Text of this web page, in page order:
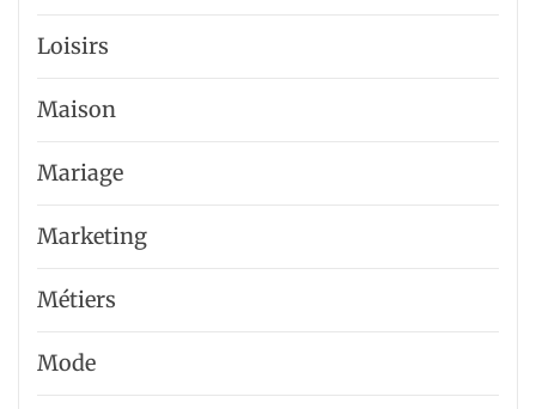
Loisirs
Maison
Mariage
Marketing
Métiers
Mode